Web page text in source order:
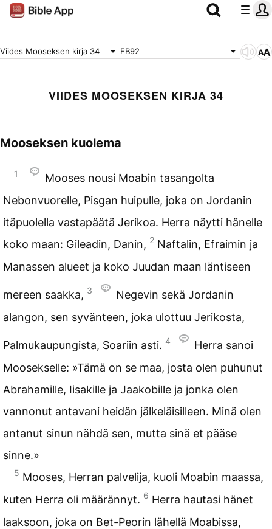
Viides Mooseksen kirja 34 FB92
VIIDES MOOSEKSEN KIRJA 34
Mooseksen kuolema
1
Mooses nousi Moabin tasangolta
Nebonvuorelle, Pisgan huipulle, joka on Jordanin
itäpuolella vastapäätä Jerikoa. Herra näytti hänelle
koko maan: Gileadin, Danin, 2 Naftalin, Efraimin ja
Manassen alueet ja koko Juudan maan läntiseen
mereen saakka, 3
Negevin sekä Jordanin
alangon, sen syvänteen, joka ulottuu Jerikosta,
Palmukaupungista, Soariin asti. 4
Herra sanoi
Moosekselle: »Tämä on se maa, josta olen puhunut
Abrahamille, Iisakille ja Jaakobille ja jonka olen
vannonut antavani heidän jälkeläisilleen. Minä olen
antanut sinun nähdä sen, mutta sinä et pääse
sinne.»
5 Mooses, Herran palvelija, kuoli Moabin maassa,
kuten Herra oli määrännyt. 6 Herra hautasi hänet
laaksoon, joka on Bet-Peorin lähellä Moabissa,